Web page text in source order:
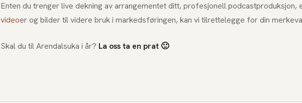
Enten du trenger live dekning av arrangementet ditt, profesjonell podcastproduksjon,
videoer og bilder til videre bruk i markedsføringen, kan vi tilrettelegge for din
Skal du til Arendalsuka i år? La oss ta en prat 🙂